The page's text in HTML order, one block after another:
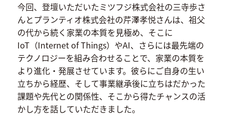
今回、登壇いただいたミツフジ株式会社の三寺歩さ
んとプランティオ株式会社の芹澤孝悦さんは、祖父
の代から続く家業の本質を見極め、そこに
IoT（Internet of Things）やAI、さらには最先端の
テクノロジーを組み合わせることで、家業の本質を
より進化・発展させています。彼らにご自身の生い
立ちから経歴、そして事業継承後に立ちはだかった
課題や先代との関係性、そこから得たチャンスの活
かし方を話していただきました。